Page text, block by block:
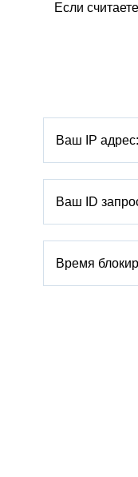
Если
Ваш IP адрес:
Ваш ID
Время